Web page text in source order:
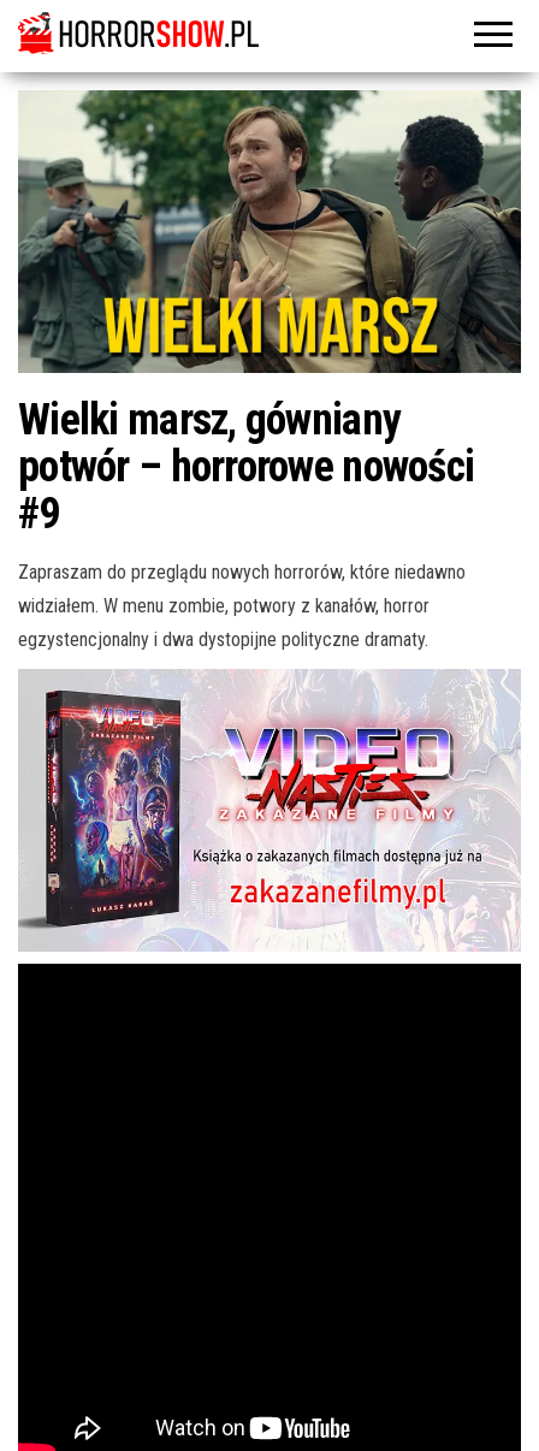
Wielki marsz, gówniany
potwór – horrorowe nowości
#9
Zapraszam do przeglądu nowych horrorów, które niedawno
widziałem. W menu zombie, potwory z kanałów, horror
egzystencjonalny i dwa dystopijne polityczne dramaty.